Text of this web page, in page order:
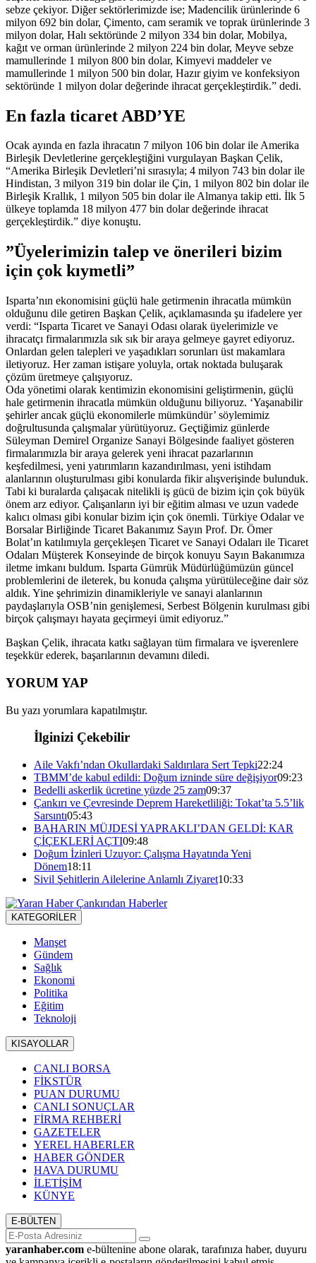
sebze çekiyor. Diğer sektörlerimizde ise; Madencilik ürünlerinde 6
milyon 692 bin dolar, Çimento, cam seramik ve toprak ürünlerinde 3
milyon dolar, Halı sektöründe 2 milyon 334 bin dolar, Mobilya,
kağıt ve orman ürünlerinde 2 milyon 224 bin dolar, Meyve sebze
mamullerinde 1 milyon 800 bin dolar, Kimyevi maddeler ve
mamullerinde 1 milyon 500 bin dolar, Hazır giyim ve konfeksiyon
sektöründe 1 milyon dolar değerinde ihracat gerçekleştirdik.” dedi.
En fazla ticaret ABD’YE
Ocak ayında en fazla ihracatın 7 milyon 106 bin dolar ile Amerika
Birleşik Devletlerine gerçekleştiğini vurgulayan Başkan Çelik,
“Amerika Birleşik Devletleri’ni sırasıyla; 4 milyon 743 bin dolar ile
Hindistan, 3 milyon 319 bin dolar ile Çin, 1 milyon 802 bin dolar ile
Birleşik Krallık, 1 milyon 505 bin dolar ile Almanya takip etti. İlk 5
ülkeye toplamda 18 milyon 477 bin dolar değerinde ihracat
gerçekleştirdik.” diye konuştu.
”Üyelerimizin talep ve önerileri bizim
için çok kıymetli”
Isparta’nın ekonomisini güçlü hale getirmenin ihracatla mümkün
olduğunu dile getiren Başkan Çelik, açıklamasında şu ifadelere yer
verdi: “Isparta Ticaret ve Sanayi Odası olarak üyelerimizle ve
ihracatçı firmalarımızla sık sık bir araya gelmeye gayret ediyoruz.
Onlardan gelen talepleri ve yaşadıkları sorunları üst makamlara
iletiyoruz. Her zaman istişare yoluyla, ortak noktada buluşarak
çözüm üretmeye çalışıyoruz.
Oda yönetimi olarak kentimizin ekonomisini geliştirmenin, güçlü
hale getirmenin ihracatla mümkün olduğunu biliyoruz. ‘Yaşanabilir
şehirler ancak güçlü ekonomilerle mümkündür’ söylemimiz
doğrultusunda çalışmalar yürütüyoruz. Geçtiğimiz günlerde
Süleyman Demirel Organize Sanayi Bölgesinde faaliyet gösteren
firmalarımızla bir araya gelerek yeni ihracat pazarlarının
keşfedilmesi, yeni yatırımların kazandırılması, yeni istihdam
alanlarının oluşturulması gibi konularda fikir alışverişinde bulunduk.
Tabi ki buralarda çalışacak nitelikli iş gücü de bizim için çok büyük
önem arz ediyor. Çalışanların iyi bir eğitim alması ve uzun vadede
kalıcı olması gibi konular bizim için çok önemli. Türkiye Odalar ve
Borsalar Birliğinde Ticaret Bakanımız Sayın Prof. Dr. Ömer
Bolat’ın katılımıyla gerçekleşen Ticaret ve Sanayi Odaları ile Ticaret
Odaları Müşterek Konseyinde de birçok konuyu Sayın Bakanımıza
iletme imkanı buldum. Isparta Gümrük Müdürlüğümüzün güncel
problemlerini de ileterek, bu konuda çalışma yürütüleceğine dair söz
aldık. Yine şehrimizin dinamikleriyle ve sanayi alanlarının
paydaşlarıyla OSB’nin genişlemesi, Serbest Bölgenin kurulması gibi
birçok çalışmayı hayata geçirmeyi ümit ediyoruz.”
Başkan Çelik, ihracata katkı sağlayan tüm firmalara ve işverenlere
teşekkür ederek, başarılarının devamını diledi.
YORUM YAP
Bu yazı yorumlara kapatılmıştır.
İlginizi Çekebilir
Aile Vakfı’ndan Okullardaki Saldırılara Sert Tepki22:24
TBMM’de kabul edildi: Doğum izninde süre değişiyor09:23
Bedelli askerlik ücretine yüzde 25 zam09:37
Çankırı ve Çevresinde Deprem Hareketliliği: Tokat’ta 5.5’lik
Sarsıntı05:43
BAHARIN MÜJDESİ YAPRAKLI’DAN GELDİ: KAR
ÇİÇEKLERİ AÇTI09:48
Doğum İzinleri Uzuyor: Çalışma Hayatında Yeni
Dönem18:11
Sivil Şehitlerin Ailelerine Anlamlı Ziyaret10:33
KATEGORİLER
Manşet
Gündem
Sağlık
Ekonomi
Politika
Eğitim
Teknoloji
KISAYOLLAR
CANLI BORSA
FİKSTÜR
PUAN DURUMU
CANLI SONUÇLAR
FİRMA REHBERİ
GAZETELER
YEREL HABERLER
HABER GÖNDER
HAVA DURUMU
İLETİŞİM
KÜNYE
E-BÜLTEN
yaranhaber.com e-bültenine abone olarak, tarafınıza haber, duyuru